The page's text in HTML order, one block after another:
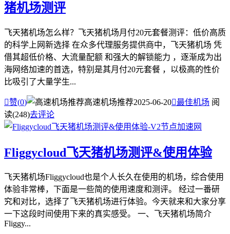
猪机场测评
飞天猪机场怎么样？飞天猪机场月付20元套餐测评：低价高质
的科学上网新选择 在众多代理服务提供商中，飞天猪机场 凭
借其超低价格、大流量配额 和强大的解锁能力 ，逐渐成为出
海网络加速的首选，特别是其月付20元套餐 ，以极高的性价
比吸引了大量学生...
赞(0) 高速机场推荐2025-06-20最佳机场 阅
读(248)去评论
Fliggycloud飞天猪机场测评&使用体验
飞天猪机场Fliggycloud也是个人长久在使用的机场，综合使用
体验非常棒，下面是一些简的使用速度和测评。 经过一番研
究和对比，选择了飞天猪机场进行体验。今天就来和大家分享
一下这段时间使用下来的真实感受。 一、飞天猪机场简介
Fliggy...